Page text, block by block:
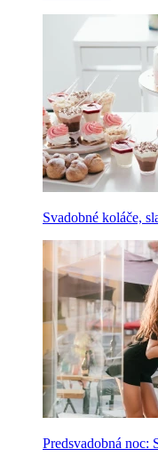
Svadobné koláče,
Predsvadobná noc: